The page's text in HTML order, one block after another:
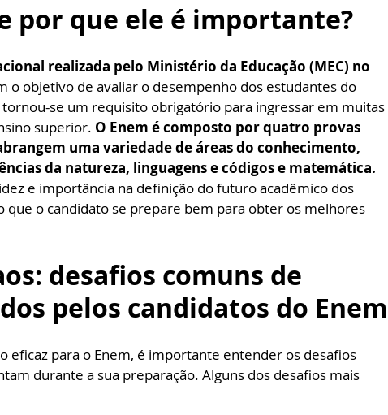
por que ele é importante?
realizada pelo Ministério da Educação (MEC) no
o objetivo de avaliar o desempenho dos estudantes do
se um requisito obrigatório para ingressar em muitas
superior. O Enem é composto por quatro provas
uma variedade de áreas do conhecimento,
da natureza, linguagens e códigos e matemática.
e importância na definição do futuro acadêmico dos
que o candidato se prepare bem para obter os melhores
desafios comuns de
pelos candidatos do Enem
eficaz para o Enem, é importante entender os desafios
durante a sua preparação. Alguns dos desafios mais